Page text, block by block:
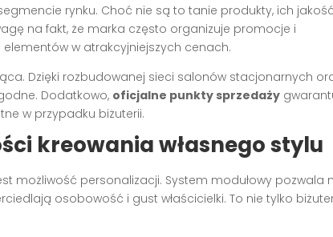
rynku. Choć nie są to tanie produkty, ich jakość
na fakt, że marka często organizuje promocje i
w atrakcyjniejszych cenach.
Dzięki rozbudowanej sieci salonów stacjonarnych
Dodatkowo, oficjalne punkty sprzedaży
w przypadku biżuterii.
kreowania własnego stylu
możliwość personalizacji. System modułowy pozwala
osobowość i gust właścicielki. To nie tylko